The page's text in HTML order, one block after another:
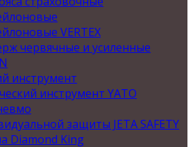
VERTEX
червячные и усиленные
инструмент
инструмент YATO
защиты JETA SAFETY
Diamond King